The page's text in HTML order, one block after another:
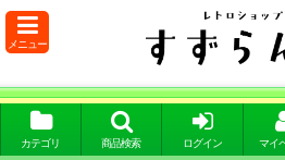
メニュー
カテゴリ 商品検索 ログイン マイ